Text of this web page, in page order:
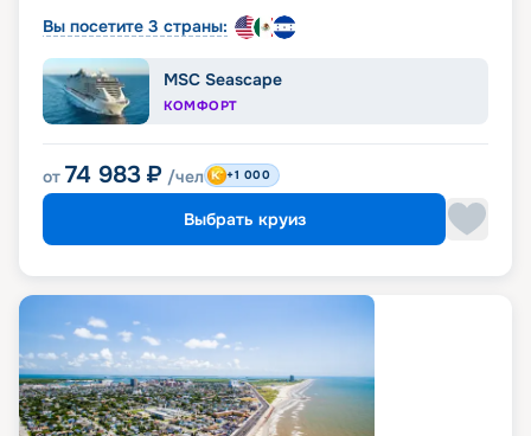
Вы посетите 3 страны:
MSC Seascape
КОМФОРТ
от 74 983 ₽ /чел +1 000
Выбрать круиз